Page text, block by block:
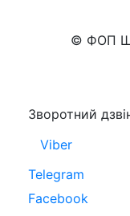
© ФОП
Зворотний
Viber
Telegram
Facebook